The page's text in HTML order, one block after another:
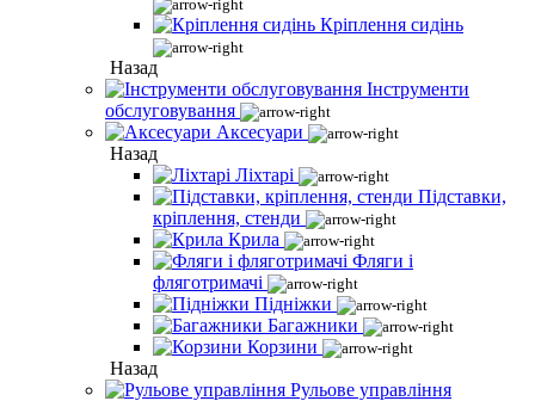
Кріплення сидінь
Назад
Інструменти
обслуговування
Аксесуари
Назад
Ліхтарі
Підставки,
кріплення, стенди
Крила
Фляги і
фляготримачі
Підніжки
Багажники
Корзини
Назад
Рульове управління